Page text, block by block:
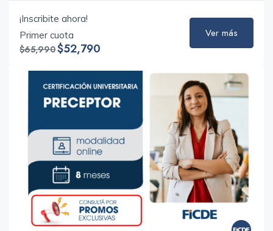
¡Inscribite ahora!
Primer cuota
$65,990$52,790
Ver más